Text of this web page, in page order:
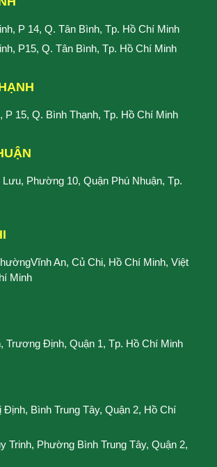
P 14, Q. Tân Bình, Tp. Hồ Chí Minh
P15, Q. Tân Bình, Tp. Hồ Chí Minh
P 15, Q. Bình Thạnh, Tp. Hồ Chí Minh
Phường 10, Quận Phú Nhuận, Tp.
An, Củ Chi, Hồ Chí Minh, Việt
Minh
Trương Định, Quận 1, Tp. Hồ Chí Minh
Định, Bình Trung Tây, Quận 2, Hồ Chí
Trinh, Phường Bình Trung Tây, Quận 2,